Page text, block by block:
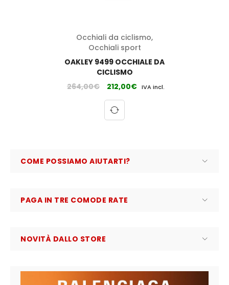
Occhiali da ciclismo,
Occhiali sport
OAKLEY 9499 OCCHIALE DA
CICLISMO
264,00€ 212,00€ IVA incl.
COME POSSIAMO AIUTARTI?
PAGA IN TRE COMODE RATE
NOVITÀ DALLO STORE